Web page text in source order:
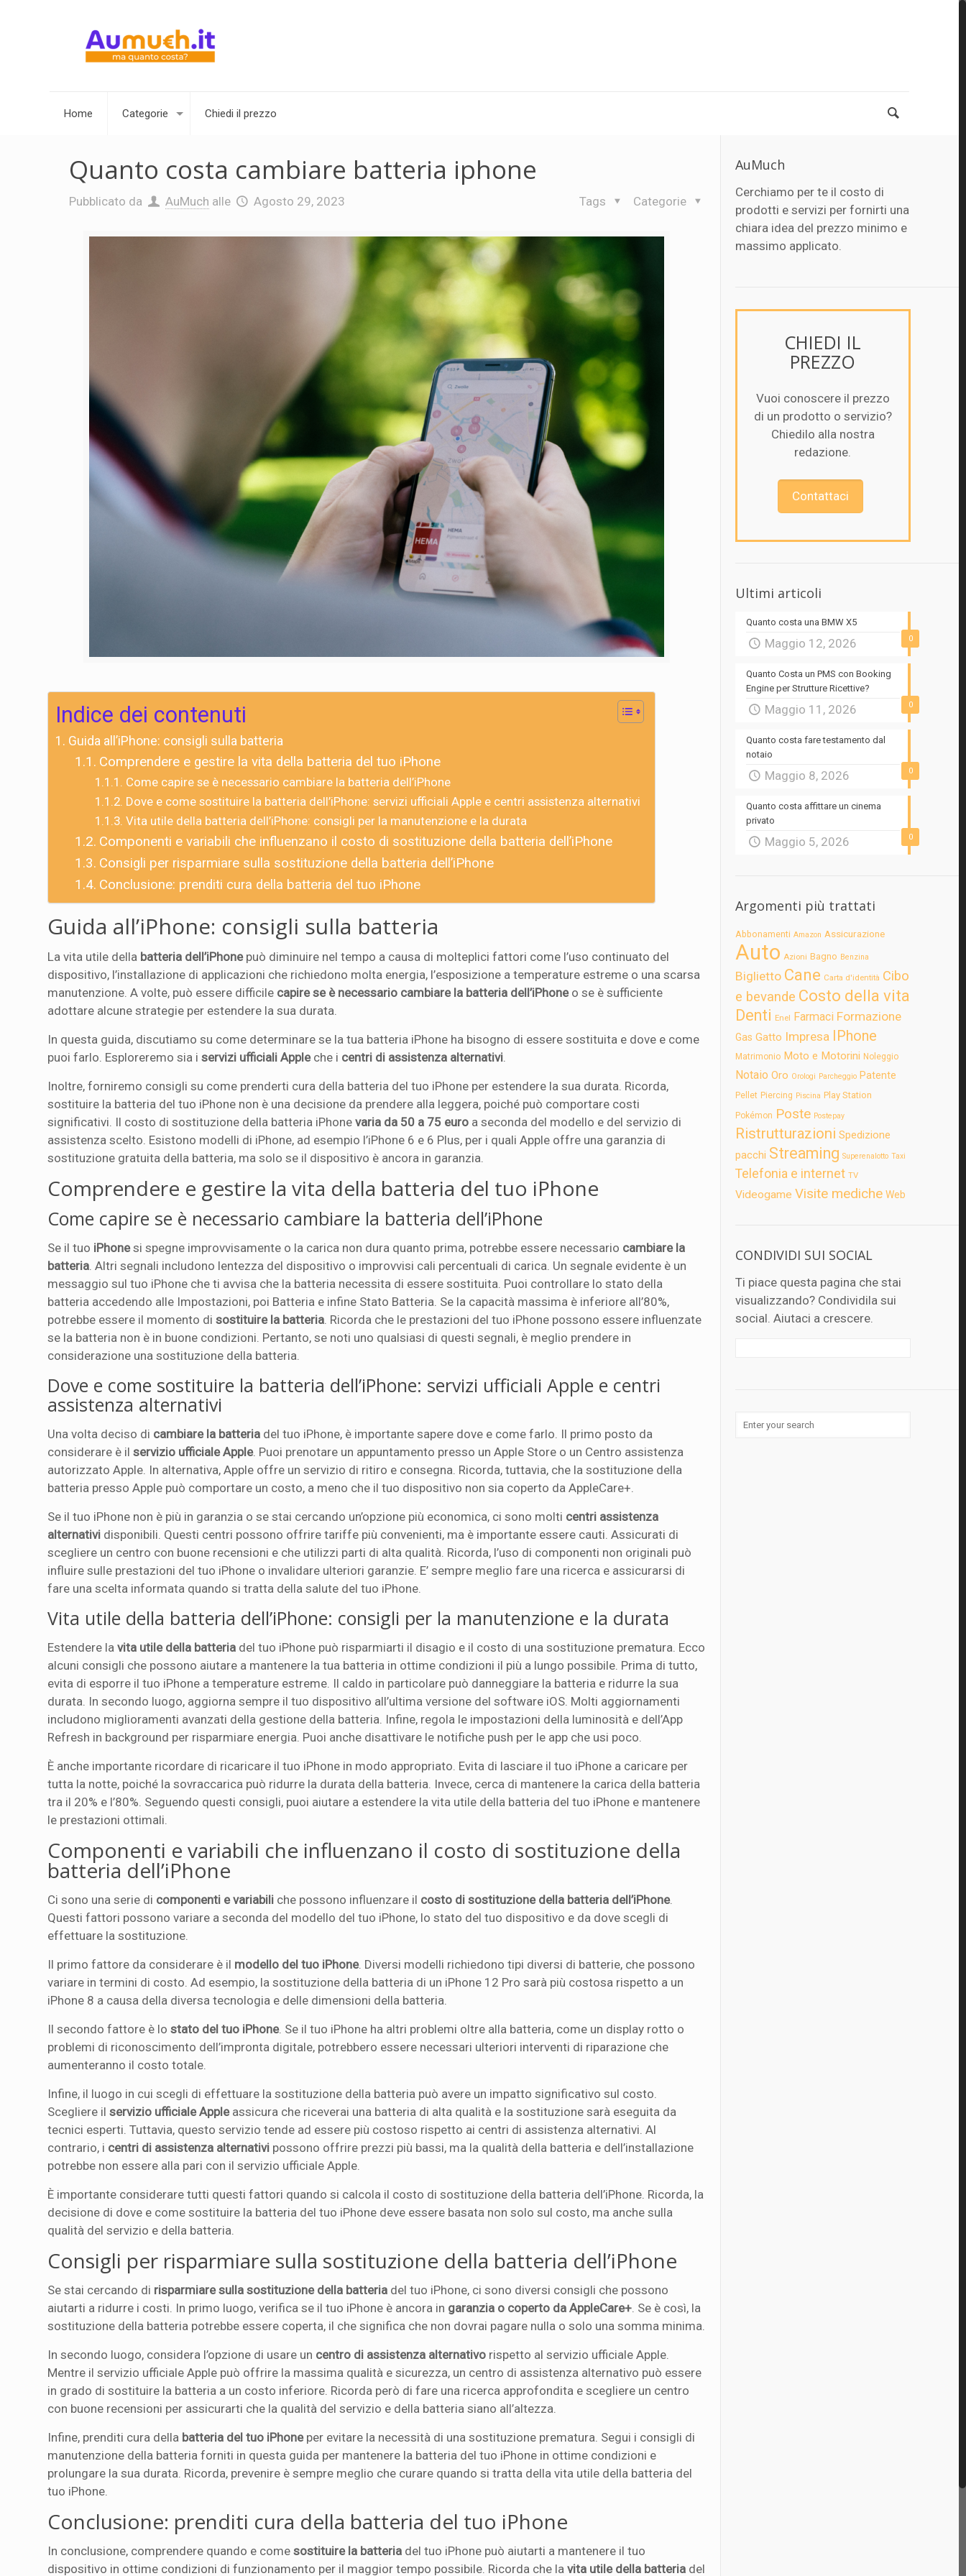
Home Categorie Chiedi il prezzo
Quanto costa cambiare batteria iphone
Pubblicato da AuMuch alle Agosto 29, 2023 Categorie
Tags
Indice dei contenuti
Guida all’iPhone: consigli sulla batteria
Comprendere e gestire la vita della batteria del tuo iPhone
Come capire se è necessario cambiare la batteria dell’iPhone
Dove e come sostituire la batteria dell’iPhone: servizi ufficiali Apple e centri assistenza alternativi
Vita utile della batteria dell’iPhone: consigli per la manutenzione e la durata
Componenti e variabili che influenzano il costo di sostituzione della batteria dell’iPhone
Consigli per risparmiare sulla sostituzione della batteria dell’iPhone
Conclusione: prenditi cura della batteria del tuo iPhone
Guida all’iPhone: consigli sulla batteria
La vita utile della batteria dell’iPhonepuò diminuire nel tempo a causa di molteplici fattori come l’uso continuato del
dispositivo, l’installazione di applicazioni che richiedono molta energia, l’esposizione a temperature estreme o una scarsa
manutenzione. A volte, può essere difficile capire se è necessario cambiare la batteria dell’iPhoneo se è sufficiente
adottare alcune strategie per estendere la sua durata.
In questa guida, discutiamo su come determinare se la tua batteria iPhone ha bisogno di essere sostituita e dove e come
puoi farlo. Esploreremo sia iservizi ufficiali Appleche i centri di assistenza alternativi.
Inoltre, forniremo consigli su come prenderti cura della batteria del tuo iPhone per estendere la sua durata. Ricorda,
sostituire la batteria del tuo iPhone non è una decisione da prendere alla leggera, poiché può comportare costi
significativi. Il costo di sostituzione della batteria iPhonevaria da 50 a 75 euro a seconda del modello e del servizio di
assistenza scelto. Esistono modelli di iPhone, ad esempio l’iPhone 6 e 6 Plus, per i quali Apple offre una garanzia di
sostituzione gratuita della batteria, ma solo se il dispositivo è ancora in garanzia.
Comprendere e gestire la vita della batteria del tuo iPhone
Come capire se è necessario cambiare la batteria dell’iPhone
Se il tuo iPhonesi spegne improvvisamente o la carica non dura quanto prima, potrebbe essere necessario cambiare la
batteria. Altri segnali includono lentezza del dispositivo o improvvisi cali percentuali di carica. Un segnale evidente è un
messaggio sul tuo iPhone che ti avvisa che la batteria necessita di essere sostituita. Puoi controllare lo stato della
batteria accedendo alle Impostazioni, poi Batteria e infine Stato Batteria. Se la capacità massima è inferiore all’80%,
potrebbe essere il momento disostituire la batteria. Ricorda che le prestazioni del tuo iPhone possono essere influenzate
se la batteria non è in buone condizioni. Pertanto, se noti uno qualsiasi di questi segnali, è meglio prendere in
considerazione una sostituzione della batteria.
Dove e come sostituire la batteria dell’iPhone: servizi ufficiali Apple e centri
assistenza alternativi
Una volta deciso di cambiare la batteria del tuo iPhone, è importante sapere dove e come farlo. Il primo posto da
considerare è ilservizio ufficiale Apple. Puoi prenotare un appuntamento presso un Apple Store o un Centro assistenza
autorizzato Apple. In alternativa, Apple offre un servizio di ritiro e consegna. Ricorda, tuttavia, che la sostituzione della
batteria presso Apple può comportare un costo, a meno che il tuo dispositivo non sia coperto da AppleCare+.
Se il tuo iPhone non è più in garanzia o se stai cercando un’opzione più economica, ci sono molti centri assistenza
alternativi disponibili. Questi centri possono offrire tariffe più convenienti, ma è importante essere cauti. Assicurati di
scegliere un centro con buone recensioni e che utilizzi parti di alta qualità. Ricorda, l’uso di componenti non originali può
influire sulle prestazioni del tuo iPhone o invalidare ulteriori garanzie. E’ sempre meglio fare una ricerca e assicurarsi di
fare una scelta informata quando si tratta della salute del tuo iPhone.
Vita utile della batteria dell’iPhone: consigli per la manutenzione e la durata
Estendere lavita utile della batteria del tuo iPhone può risparmiarti il disagio e il costo di una sostituzione prematura. Ecco
alcuni consigli che possono aiutare a mantenere la tua batteria in ottime condizioni il più a lungo possibile. Prima di tutto,
evita di esporre il tuo iPhone a temperature estreme. Il caldo in particolare può danneggiare la batteria e ridurre la sua
durata. In secondo luogo, aggiorna sempre il tuo dispositivo all’ultima versione del software iOS. Molti aggiornamenti
includono miglioramenti avanzati della gestione della batteria. Infine, regola le impostazioni della luminosità e dell’App
Refresh in background per risparmiare energia. Puoi anche disattivare le notifiche push per le app che usi poco.
È anche importante ricordare di ricaricare il tuo iPhone in modo appropriato. Evita di lasciare il tuo iPhone a caricare per
tutta la notte, poiché la sovraccarica può ridurre la durata della batteria. Invece, cerca di mantenere la carica della batteria
tra il 20% e l’80%. Seguendo questi consigli, puoi aiutare a estendere la vita utile della batteria del tuo iPhone e mantenere
le prestazioni ottimali.
Componenti e variabili che influenzano il costo di sostituzione della
batteria dell’iPhone
Ci sono una serie di componenti e variabili che possono influenzare il costo di sostituzione della batteria dell’iPhone.
Questi fattori possono variare a seconda del modello del tuo iPhone, lo stato del tuo dispositivo e da dove scegli di
effettuare la sostituzione.
Il primo fattore da considerare è il modello del tuo iPhone. Diversi modelli richiedono tipi diversi di batterie, che possono
variare in termini di costo. Ad esempio, la sostituzione della batteria di un iPhone 12 Pro sarà più costosa rispetto a un
iPhone 8 a causa della diversa tecnologia e delle dimensioni della batteria.
Il secondo fattore è lostato del tuo iPhone. Se il tuo iPhone ha altri problemi oltre alla batteria, come un display rotto o
problemi di riconoscimento dell’impronta digitale, potrebbero essere necessari ulteriori interventi di riparazione che
aumenteranno il costo totale.
Infine, il luogo in cui scegli di effettuare la sostituzione della batteria può avere un impatto significativo sul costo.
Scegliere ilservizio ufficiale Appleassicura che riceverai una batteria di alta qualità e la sostituzione sarà eseguita da
tecnici esperti. Tuttavia, questo servizio tende ad essere più costoso rispetto ai centri di assistenza alternativi. Al
contrario, i centri di assistenza alternativi possono offrire prezzi più bassi, ma la qualità della batteria e dell’installazione
potrebbe non essere alla pari con il servizio ufficiale Apple.
È importante considerare tutti questi fattori quando si calcola il costo di sostituzione della batteria dell’iPhone. Ricorda, la
decisione di dove e come sostituire la batteria del tuo iPhone deve essere basata non solo sul costo, ma anche sulla
qualità del servizio e della batteria.
Consigli per risparmiare sulla sostituzione della batteria dell’iPhone
Se stai cercando di risparmiare sulla sostituzione della batteria del tuo iPhone, ci sono diversi consigli che possono
aiutarti a ridurre i costi. In primo luogo, verifica se il tuo iPhone è ancora in garanzia o coperto da AppleCare+. Se è così, la
sostituzione della batteria potrebbe essere coperta, il che significa che non dovrai pagare nulla o solo una somma minima.
In secondo luogo, considera l’opzione di usare un centro di assistenza alternativo rispetto al servizio ufficiale Apple.
Mentre il servizio ufficiale Apple può offrire la massima qualità e sicurezza, un centro di assistenza alternativo può essere
in grado di sostituire la batteria a un costo inferiore. Ricorda però di fare una ricerca approfondita e scegliere un centro
con buone recensioni per assicurarti che la qualità del servizio e della batteria siano all’altezza.
Infine, prenditi cura della batteria del tuo iPhoneper evitare la necessità di una sostituzione prematura. Segui i consigli di
manutenzione della batteria forniti in questa guida per mantenere la batteria del tuo iPhone in ottime condizioni e
prolungare la sua durata. Ricorda, prevenire è sempre meglio che curare quando si tratta della vita utile della batteria del
tuo iPhone.
Conclusione: prenditi cura della batteria del tuo iPhone
In conclusione, comprendere quando e comesostituire la batteria del tuo iPhone può aiutarti a mantenere il tuo
dispositivo in ottime condizioni di funzionamento per il maggior tempo possibile. Ricorda che lavita utile della batteria del
AuMuch
Cerchiamo per te il costo di
prodotti e servizi per fornirti una
chiara idea del prezzo minimo e
massimo applicato.
CHIEDI IL
PREZZO
Vuoi conoscere il prezzo
di un prodotto o servizio?
Chiedilo alla nostra
redazione.
Contattaci
Ultimi articoli
0
Quanto costa una BMW X5
Maggio 12, 2026
0
Quanto Costa un PMS con Booking
Engine per Strutture Ricettive?
Maggio 11, 2026
0
Quanto costa fare testamento dal
notaio
Maggio 8, 2026
0
Quanto costa affittare un cinema
privato
Maggio 5, 2026
Argomenti più trattati
Abbonamenti Amazon Assicurazione
Auto Azioni Bagno Benzina
Biglietto Cane Carta d'identità Cibo
e bevande Costo della vita
Denti Enel Farmaci Formazione
Gas Gatto Impresa IPhone
Matrimonio Moto e Motorini Noleggio
Notaio Oro Orologi Parcheggio Patente
Pellet Piercing Piscina Play Station
Pokémon Poste Postepay
Ristrutturazioni Spedizione
pacchi Streaming Superenalotto Taxi
Telefonia e internet TV
Videogame Visite mediche Web
CONDIVIDI SUI SOCIAL
Ti piace questa pagina che stai
visualizzando? Condividila sui
social. Aiutaci a crescere.